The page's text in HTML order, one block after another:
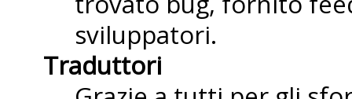
sviluppatori.
Traduttori